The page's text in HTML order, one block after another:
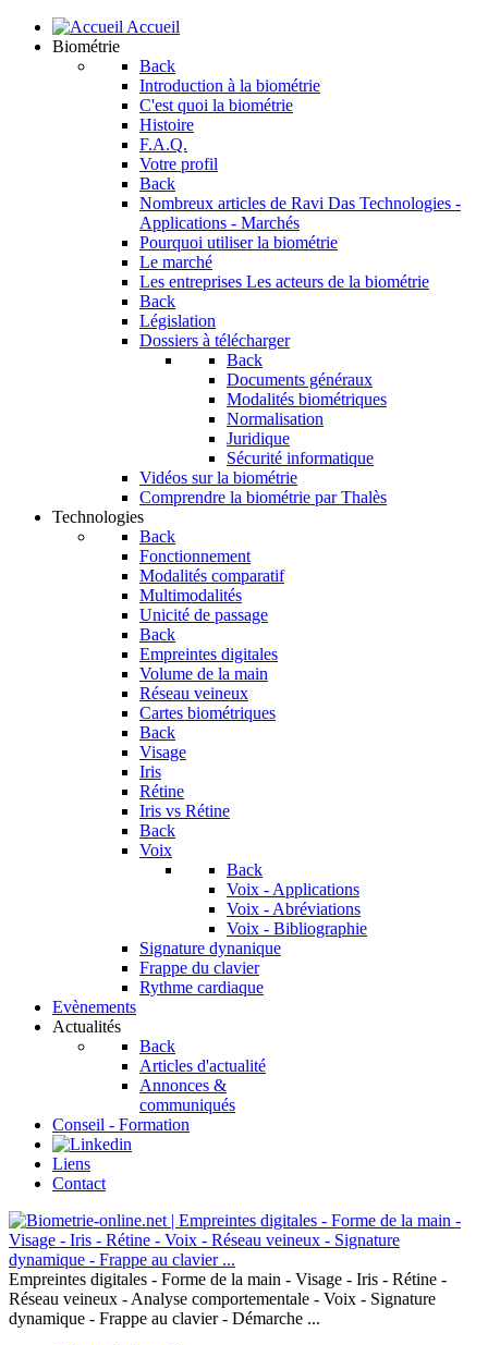
Accueil
Biométrie
Back
Introduction à la biométrie
C'est quoi la biométrie
Histoire
F.A.Q.
Votre profil
Back
Nombreux articles de Ravi Das Technologies -
Applications - Marchés
Pourquoi utiliser la biométrie
Le marché
Les entreprises Les acteurs de la biométrie
Back
Législation
Dossiers à télécharger
Back
Documents généraux
Modalités biométriques
Normalisation
Juridique
Sécurité informatique
Vidéos sur la biométrie
Comprendre la biométrie par Thalès
Technologies
Back
Fonctionnement
Modalités comparatif
Multimodalités
Unicité de passage
Back
Empreintes digitales
Volume de la main
Réseau veineux
Cartes biométriques
Back
Visage
Iris
Rétine
Iris vs Rétine
Back
Voix
Back
Voix - Applications
Voix - Abréviations
Voix - Bibliographie
Signature dynanique
Frappe du clavier
Rythme cardiaque
Evènements
Actualités
Back
Articles d'actualité
Annonces &
communiqués
Conseil - Formation
Liens
Contact
Empreintes digitales - Forme de la main - Visage - Iris - Rétine -
Réseau veineux - Analyse comportementale - Voix - Signature
dynamique - Frappe au clavier - Démarche ...